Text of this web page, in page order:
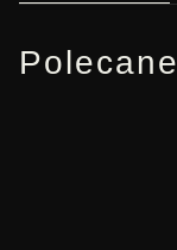
Polecane